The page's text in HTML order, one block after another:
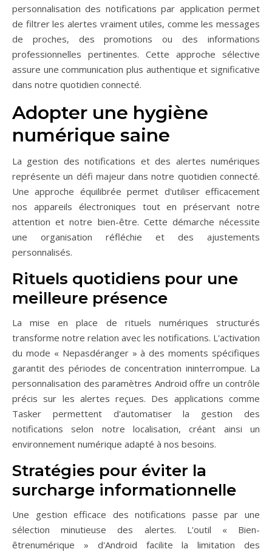
personnalisation des notifications par application permet
de filtrer les alertes vraiment utiles, comme les messages
de proches, des promotions ou des informations
professionnelles pertinentes. Cette approche sélective
assure une communication plus authentique et significative
dans notre quotidien connecté.
Adopter une hygiène
numérique saine
La gestion des notifications et des alertes numériques
représente un défi majeur dans notre quotidien connecté.
Une approche équilibrée permet d'utiliser efficacement
nos appareils électroniques tout en préservant notre
attention et notre bien-être. Cette démarche nécessite
une organisation réfléchie et des ajustements
personnalisés.
Rituels quotidiens pour une
meilleure présence
La mise en place de rituels numériques structurés
transforme notre relation avec les notifications. L'activation
du mode « Nepasdéranger » à des moments spécifiques
garantit des périodes de concentration ininterrompue. La
personnalisation des paramètres Android offre un contrôle
précis sur les alertes reçues. Des applications comme
Tasker permettent d'automatiser la gestion des
notifications selon notre localisation, créant ainsi un
environnement numérique adapté à nos besoins.
Stratégies pour éviter la
surcharge informationnelle
Une gestion efficace des notifications passe par une
sélection minutieuse des alertes. L'outil « Bien-
êtrenumérique » d'Android facilite la limitation des